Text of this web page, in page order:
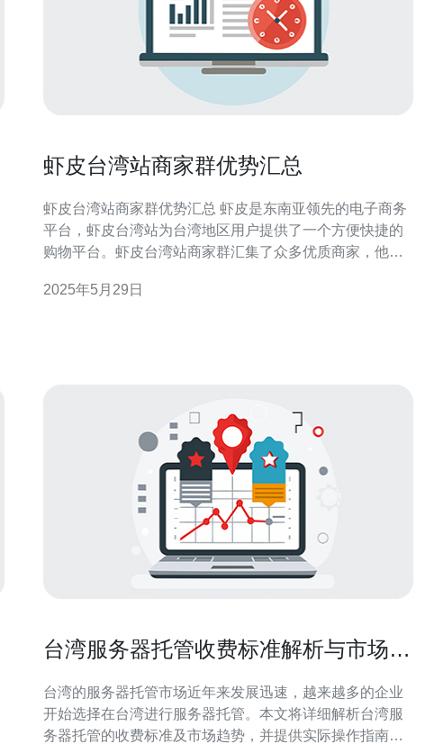
虾皮台湾站商家群优势汇总
虾皮台湾站商家群优势汇总 虾皮是东南亚领先的电子商务
平台，虾皮台湾站为台湾地区用户提供了一个方便快捷的
购物平台。虾皮台湾站商家群汇集了众多优质商家，他们
虾皮台湾站商家群涵盖了各种各样的产品，从日常生活用
2025年5月29日
台湾服务器托管收费标准解析与市场趋
台湾的服务器托管市场近年来发展迅速，越来越多的企业
开始选择在台湾进行服务器托管。本文将详细解析台湾服
务器托管的收费标准及市场趋势，并提供实际操作指南，